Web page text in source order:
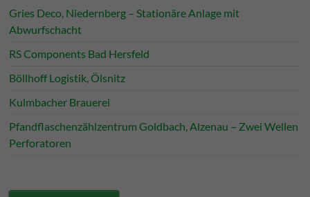
Gries Deco, Niedernberg – Stationäre Anlage mit
Abwurfschacht
RS Components Bad Hersfeld
Böllhoff Logistik, Ölsnitz
Kulmbacher Brauerei
Pfandflaschenzählzentrum Goldbach, Alzenau – Zwei Wellen
Perforatoren